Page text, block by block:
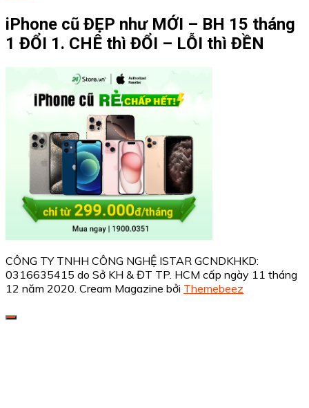
iPhone cũ ĐẸP như MỚI – BH 15 tháng
1 ĐỔI 1. CHÊ thì ĐỔI – LỖI thì ĐỀN
CÔNG TY TNHH CÔNG NGHỆ ISTAR GCNDKHKD:
0316635415 do Sở KH & ĐT TP. HCM cấp ngày 11 tháng
12 năm 2020. Cream Magazine bởi Themebeez